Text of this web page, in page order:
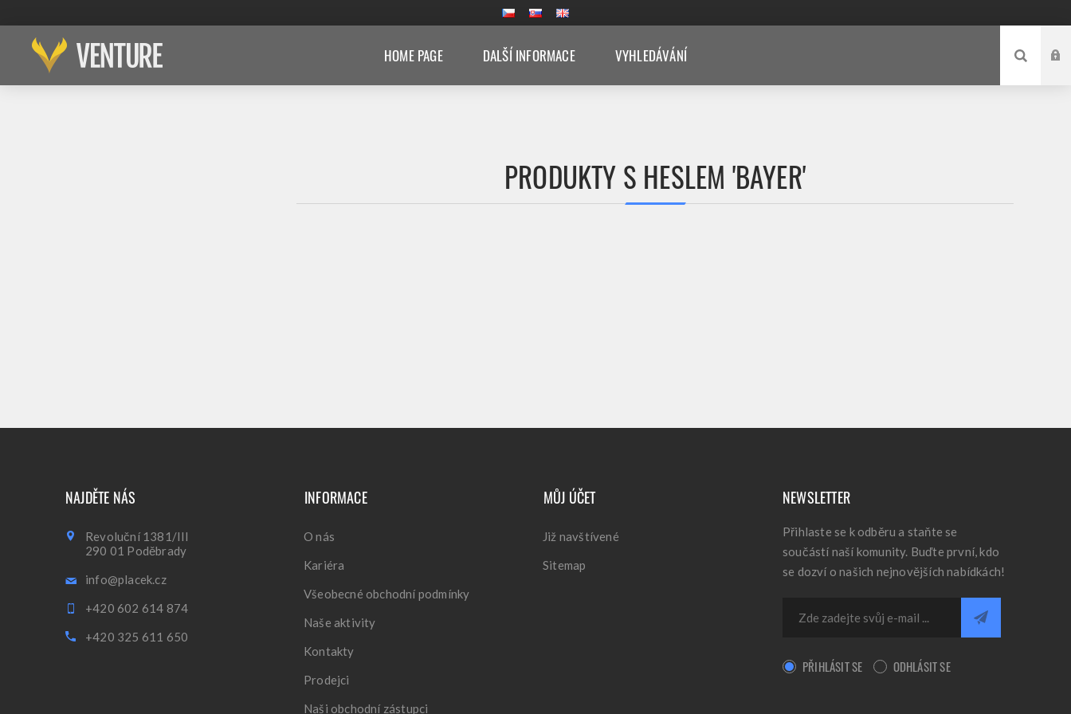
HOME PAGE DALŠÍ INFORMACE VYHLEDÁVÁNÍ
PRODUKTY S HESLEM 'BAYER'
NAJDĚTE NÁS
Revoluční 1381/III
290 01 Poděbrady
info@placek.cz
+420 602 614 874
+420 325 611 650
INFORMACE
O nás
Kariéra
Všeobecné obchodní podmínky
Naše aktivity
Kontakty
Prodejci
Naši obchodní zástupci
MŮJ ÚČET
Již navštívené
Sitemap
NEWSLETTER
Přihlaste se k odběru a staňte se
součástí naší komunity. Buďte první, kdo
se dozví o našich nejnovějších nabídkách!
PŘIHLÁSIT SE ODHLÁSIT SE